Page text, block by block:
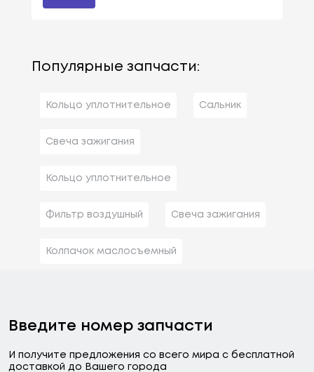
Популярные запчасти:
Кольцо уплотнительное Сальник
Свеча зажигания
Кольцо уплотнительное
Фильтр воздушный Свеча зажигания
Колпачок маслосъемный
Введите номер запчасти
И получите предложения со всего мира с бесплатной
доставкой до Вашего города